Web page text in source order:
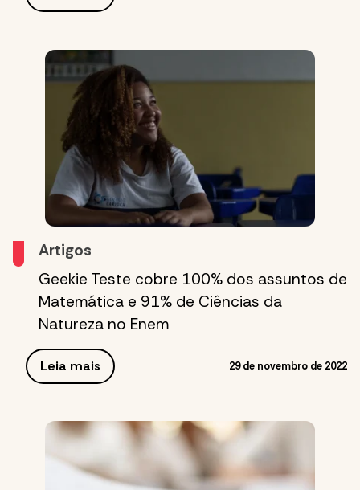
Artigos
Geekie Teste cobre 100% dos assuntos de
Matemática e 91% de Ciências da
Natureza no Enem
Leia mais 29 de novembro de 2022